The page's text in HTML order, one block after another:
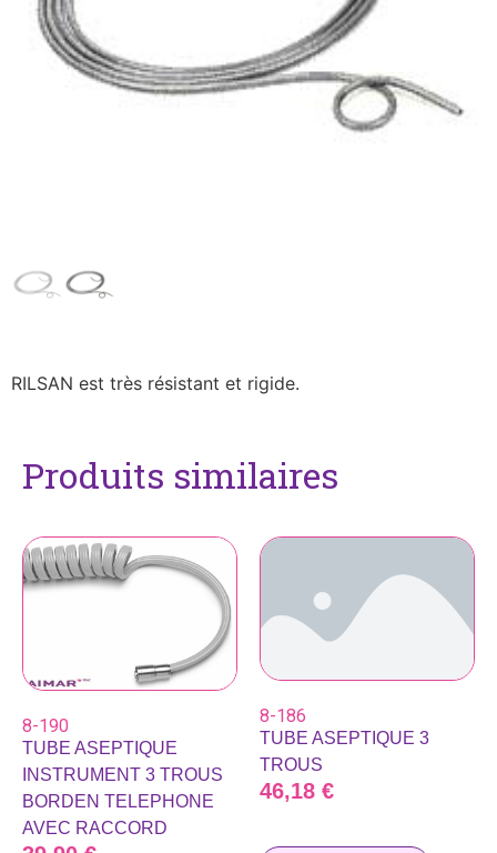
RILSAN est très résistant et rigide.
Produits similaires
8-190
TUBE ASEPTIQUE
INSTRUMENT 3 TROUS
BORDEN TELEPHONE
AVEC RACCORD
8-186
TUBE ASEPTIQUE 3
TROUS
46,18 €